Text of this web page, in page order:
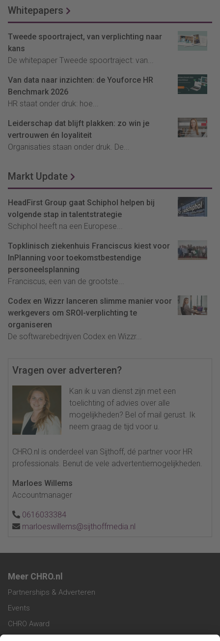
Whitepapers
Tweede spoortraject, van verplichting naar
kans
De whitepaper Tweede spoortraject: van...
Van data naar inzichten: de Youforce HR
Benchmark 2026
HR staat onder druk: hoe...
Leiderschap dat blijft plakken: zo win je
vertrouwen én loyaliteit
Organisaties staan onder druk. De...
Markt Update
HeadFirst Group gaat Schiphol helpen bij
volgende stap in talentstrategie
Schiphol heeft na een Europese...
Topklinisch ziekenhuis Franciscus kiest voor
InPlanning voor toekomstbestendige
personeelsplanning
Franciscus, een van de grootste...
Codex en Wizzr lanceren slimme manier voor
werkgevers om SROI-verplichting te
organiseren
De softwarebedrijven Codex en Wizzr...
Vragen over adverteren?
Kan ik u van dienst zijn met een
toelichting of advies over alle
mogelijkheden? Bel of mail gerust. Ik
neem graag de tijd voor u.
CHRO.nl is onderdeel van Sijthoff, dé partner voor HR
professionals. Benut de vele advertentiemogelijkheden.
Marloes Willems
Accountmanager
0616033384
marloeswillems@sijthoffmedia.nl
Meer CHRO.nl
Partnerships & Adverteren
Events
CHRO Award